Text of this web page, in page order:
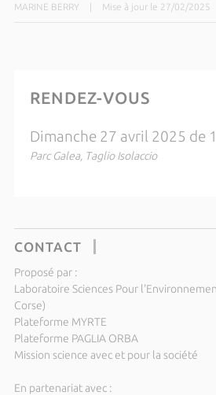
MARINE BERRY Mise à jour le 27/02/2025
RENDEZ-VOUS
Dimanche 27 avril 2025 de
Parc Galea, Taglio Isolaccio
CONTACT
Proposé par :
Laboratoire Sciences Pour
Corse)
Plateforme MYRTE
Plateforme PAGLIA ORBA
Mission science avec et pour la société
En partenariat avec :